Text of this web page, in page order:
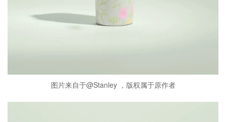
图片来自于@Stanley ，版权属于原作者